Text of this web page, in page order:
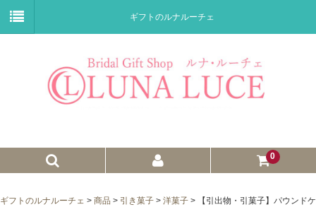
ギフトのルナルーチェ
0
ギフトのルナルーチェ > 商品 > 引き菓子 > 洋菓子 >
【引出物・引菓子】パウンドケ